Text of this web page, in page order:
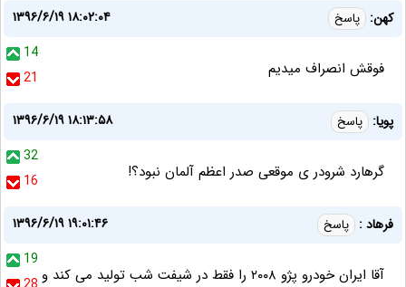
کهن: پاسخ
۱۳۹۶/۶/۱۹ ۱۸:۰۲:۰۴
14
21
فوقش انصراف میدیم
پویا: پاسخ
۱۳۹۶/۶/۱۹ ۱۸:۱۳:۵۸
32
16
گرهارد شرودر ی موقعی صدر اعظم آلمان نبود؟!
فرهاد : پاسخ
۱۳۹۶/۶/۱۹ ۱۹:۰۱:۴۶
19
آقا ایران خودرو پژو ۲۰۰۸ را فقط در شیفت شب تولید می کند و